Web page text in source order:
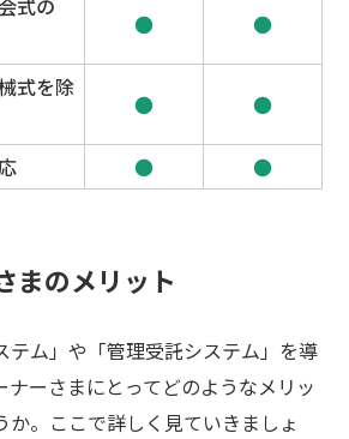
● ●
式を除
● ●
● ●
まのメリット
テム」や「管理受託システム」を導
ナーさまにとってどのようなメリッ
か。ここで詳しく見ていきましょ